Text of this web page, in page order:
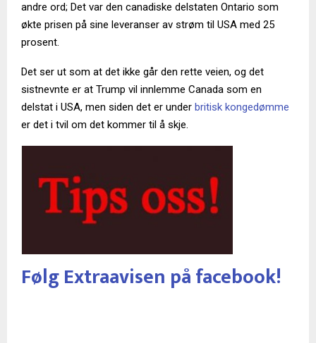
andre ord; Det var den canadiske delstaten Ontario som
økte prisen på sine leveranser av strøm til USA med 25
prosent.
Det ser ut som at det ikke går den rette veien, og det
sistnevnte er at Trump vil innlemme Canada som en
delstat i USA, men siden det er under britisk kongedømme
er det i tvil om det kommer til å skje.
Følg Extraavisen på facebook!